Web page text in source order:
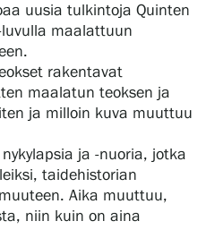
uusia tulkintoja Quinten
maalattuun
rakentavat
maalatun teoksen ja
ja milloin kuva muuttuu
ja -nuoria, jotka
taidehistorian
Aika muuttuu,
niin kuin on aina